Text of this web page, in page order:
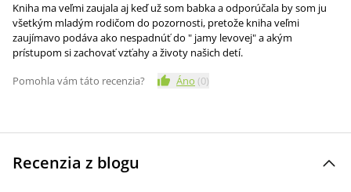
Kniha ma veľmi zaujala aj keď už som babka a odporúčala by som ju
všetkým mladým rodičom do pozornosti, pretože kniha veľmi
zaujímavo podáva ako nespadnúť do " jamy levovej" a akým
prístupom si zachovať vzťahy a životy našich detí.
Pomohla vám táto recenzia?
Áno (0)
Recenzia z blogu